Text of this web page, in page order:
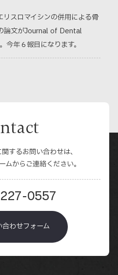
スロマイシンの併用による骨
論文がJournal of Dental
年６報目になります。
するお問い合わせは、
ムからご連絡ください。
0557
合わせフォーム